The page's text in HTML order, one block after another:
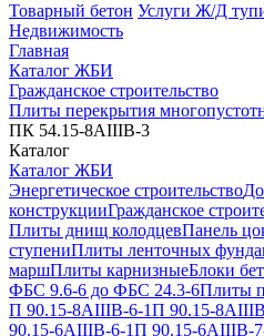
Товарный бетон Услуги Ж/Д
Недвижимость
Главная
Каталог ЖБИ
Гражданское строительство
Плиты перекрытия
ПК 54.15-8АIIIВ-3
Каталог
Каталог ЖБИ
Энергетическое строительство
конструкцииГражданское
Плиты днищ колодцевПанель
ступениПлиты ленточных
маршПлиты карнизныеБлоки
ФБС 9.6-6 до ФБС 24.3-6Плиты
П 90.15-8АIIIВ-6-1П 90.15-
90.15-6АIIIВ-6-1П 90.15-6АIIIВ-